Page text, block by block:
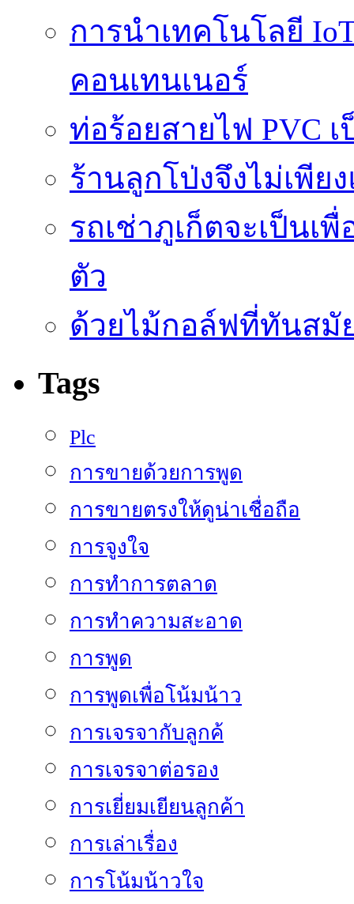
การนำเทคโนโลยี
คอนเทนเนอร์
ท่อร้อยสายไฟ PVC
ร้านลูกโป่งจึงไม่เพีย
รถเช่าภูเก็ตจะเป็น
ตัว
ด้วยไม้กอล์ฟที่ทันสมั
Tags
Plc
การขายด้วยการพูด
การขายตรงให้ดูน่าเชื่อถือ
การจูงใจ
การทำการตลาด
การทำความสะอาด
การพูด
การพูดเพื่อโน้มน้าว
การเจรจากับลูกค้
การเจรจาต่อรอง
การเยี่ยมเยียนลูกค้า
การเล่าเรื่อง
การโน้มน้าวใจ